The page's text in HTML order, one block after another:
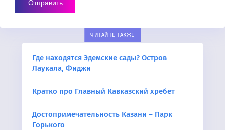
ЧИТАЙТЕ ТАКЖЕ
Где находятся Эдемские сады? Остров
Лаукала, Фиджи
Кратко про Главный Кавказский хребет
Достопримечательность Казани – Парк
Горького